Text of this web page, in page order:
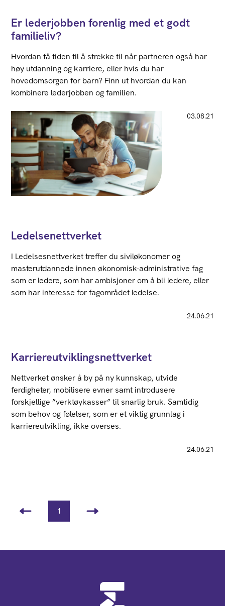
Er lederjobben forenlig med et godt
familieliv?
Hvordan få tiden til å strekke til når partneren også har
høy utdanning og karriere, eller hvis du har
hovedomsorgen for barn? Finn ut hvordan du kan
kombinere lederjobben og familien.
03.08.21
Ledelsenettverket
I Ledelsesnettverket treffer du siviløkonomer og
masterutdannede innen økonomisk-administrative fag
som er ledere, som har ambisjoner om å bli ledere, eller
som har interesse for fagområdet ledelse.
24.06.21
Karriereutviklingsnettverket
Nettverket ønsker å by på ny kunnskap, utvide
ferdigheter, mobilisere evner samt introdusere
forskjellige ”verktøykasser” til snarlig bruk. Samtidig
som behov og følelser, som er et viktig grunnlag i
karriereutvikling, ikke overses.
24.06.21
1